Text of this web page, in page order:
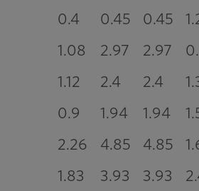
0.4 0.45 0.45
1.08 2.97 2.97
1.12 2.4 2.4
0.9 1.94 1.94
2.26 4.85 4.85
1.83 3.93 3.93